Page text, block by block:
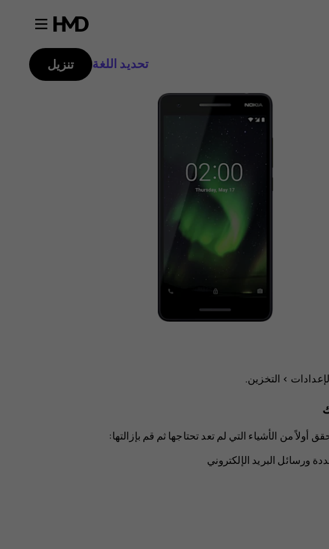
تحديد اللغة تنزيل
> التخزين.
أولاً من الأشياء التي لم تعد تحتاجها ثم قم بإزالتها:
ورسائل البريد الإلكتروني